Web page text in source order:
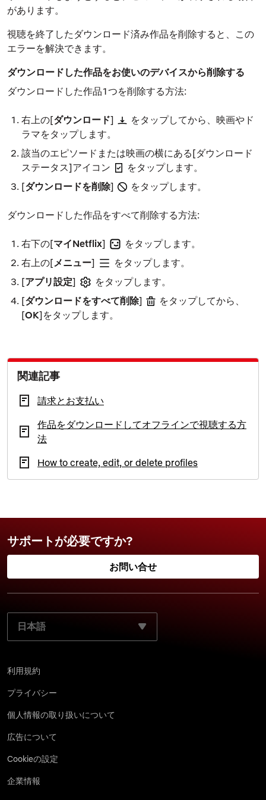
があります。
視聴を終了したダウンロード済み作品を削除すると、この
エラーを解決できます。
ダウンロードした作品をお使いのデバイスから削除する
ダウンロードした作品1つを削除する方法:
右上の[ダウンロード]
をタップしてから、映画やド
ラマをタップします。
該当のエピソードまたは映画の横にある[ダウンロード
ステータス]アイコン
をタップします。
[ダウンロードを削除] をタップします。
ダウンロードした作品をすべて削除する方法:
右下の[マイNetflix]
をタップします。
右上の[ メニュー]
をタップします。
[アプリ設定]
をタップします。
[ダウンロードをすべて削除]
をタップしてから、
[OK]をタップします。
関連記事
請求とお支払い
作品をダウンロードしてオフラインで視聴する方
法
How to create, edit, or delete profiles
サポートが必要ですか?
お問い合せ
ご使用になる言語を選択してください:
利用規約
プライバシー
個 人情 報 の取 り 扱 い につ い て
広告について
Cookieの設定
企業情報